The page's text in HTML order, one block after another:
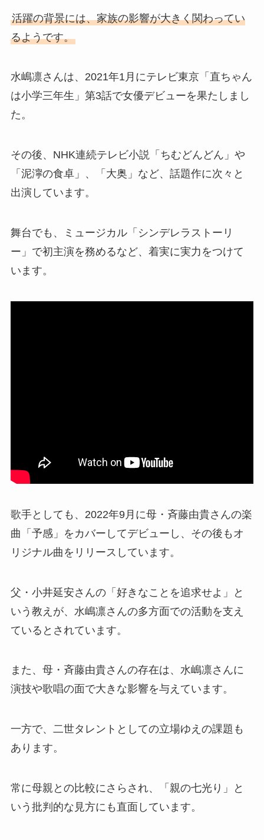
活躍の背景には、家族の影響が大きく関わってい
るようです。
水嶋凛さんは、2021年1月にテレビ東京「直ちゃん
は小学三年生」第3話で女優デビューを果たしまし
た。
その後、NHK連続テレビ小説「ちむどんどん」や
「泥濘の食卓」、「大奥」など、話題作に次々と
出演しています。
舞台でも、ミュージカル「シンデレラストーリ
ー」で初主演を務めるなど、着実に実力をつけて
います。
歌手としても、2022年9月に母・斉藤由貴さんの楽
曲「予感」をカバーしてデビューし、その後もオ
リジナル曲をリリースしています。
父・小井延安さんの「好きなことを追求せよ」と
いう教えが、水嶋凛さんの多方面での活動を支え
ているとされています。
また、母・斉藤由貴さんの存在は、水嶋凛さんに
演技や歌唱の面で大きな影響を与えています。
一方で、二世タレントとしての立場ゆえの課題も
あります。
常に母親との比較にさらされ、「親の七光り」と
いう批判的な見方にも直面しています。